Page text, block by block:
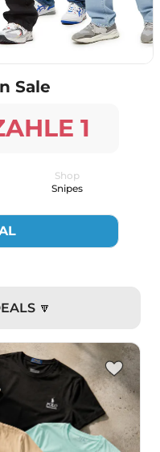
Sale
1
Shop
Snipes
🔽